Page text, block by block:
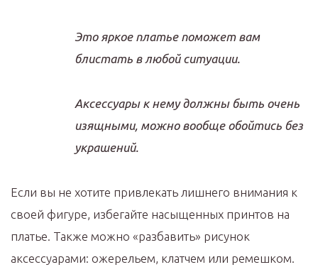
Это яркое платье поможет вам
блистать в любой ситуации.
Аксессуары к нему должны быть очень
изящными, можно вообще обойтись без
украшений.
Если вы не хотите привлекать лишнего внимания к
своей фигуре, избегайте насыщенных принтов на
платье. Также можно «разбавить» рисунок
аксессуарами: ожерельем, клатчем или ремешком.